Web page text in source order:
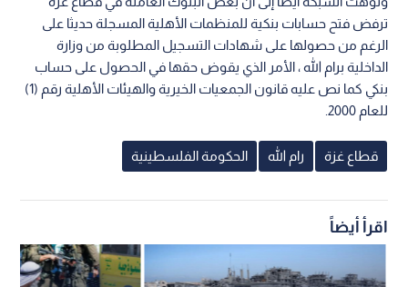
ترفض فتح حسابات بنكية للمنظمات الأهلية المسجلة حديثا على
الرغم من حصولها على شهادات التسجيل المطلوبة من وزارة
الداخلية برام الله ، الأمر الذي يقوض حقها في الحصول على حساب
بنكي كما نص عليه قانون الجمعيات الخيرية والهيئات الأهلية رقم (1)
للعام 2000.
قطاع غزة رام الله الحكومة الفلسطينية
اقرأ أيضاً